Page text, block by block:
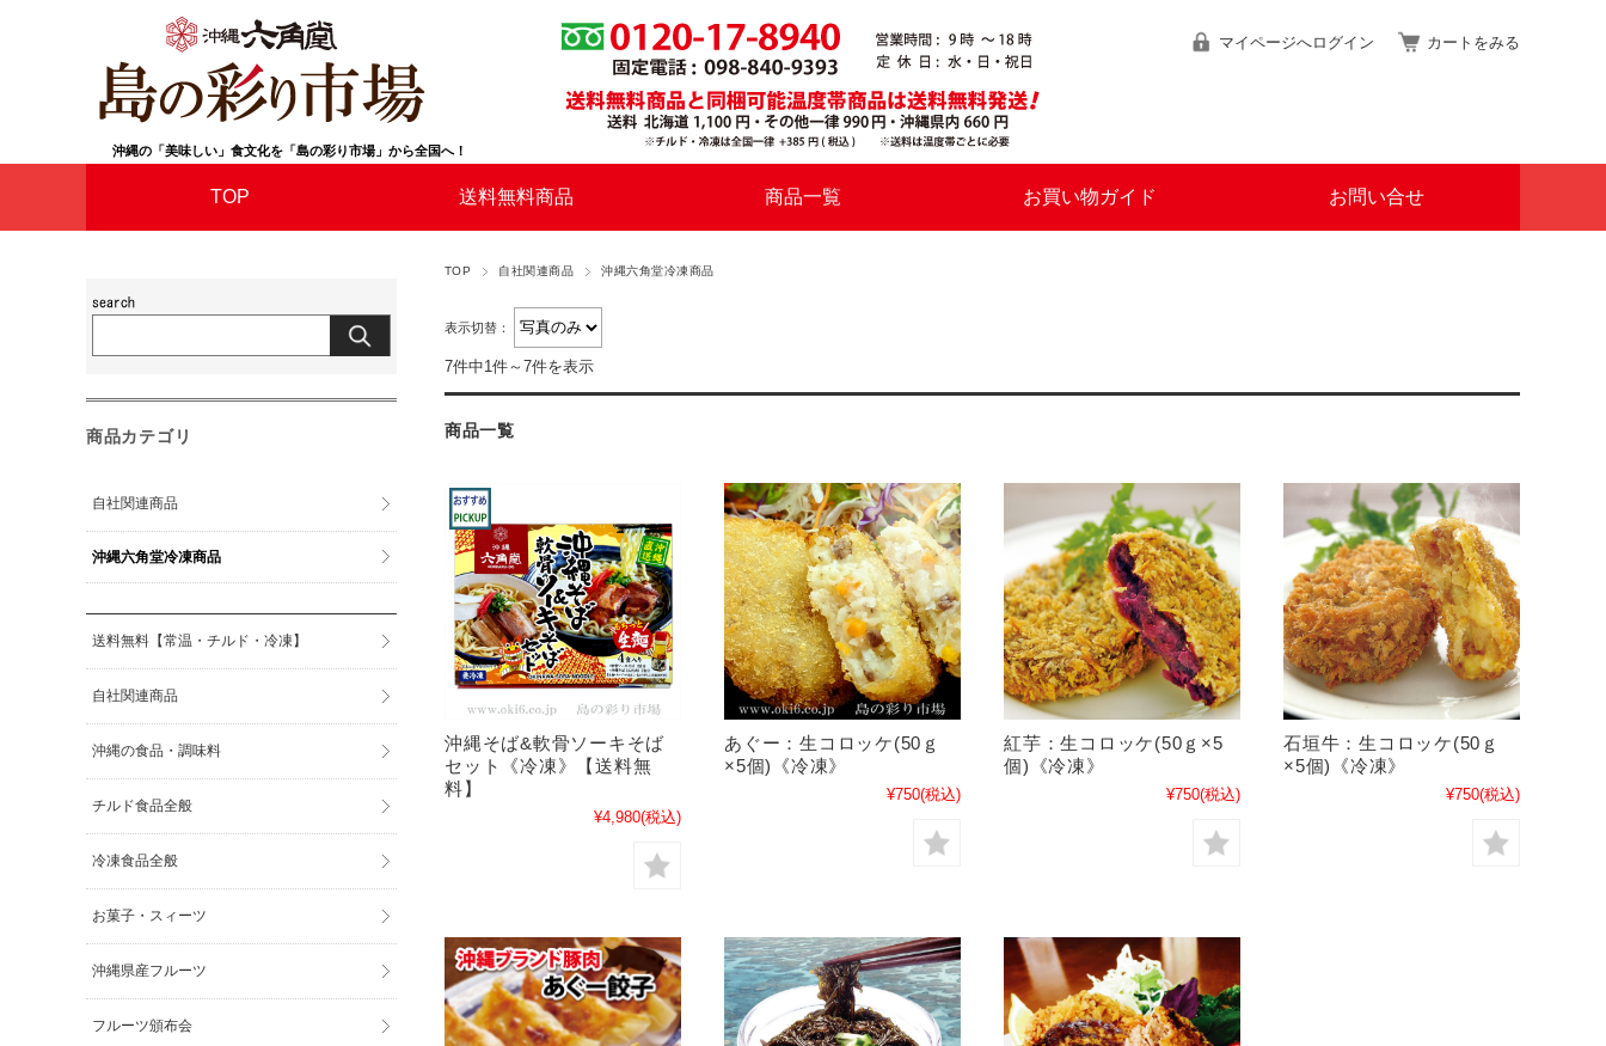
沖縄の「美味しい」食文化を「島の彩り市場」から全国へ！
マイページへログイン カートをみる
TOP 送料無料商品 商品一覧 お買い物ガイド お問い合せ
TOP 自社関連商品 沖縄六角堂冷凍商品
表示切替：
7件中1件～7件を表示
商品一覧
沖縄そば&軟骨ソーキそば
セット《冷凍》【送料無
料】
¥4,980(税込)
あぐー：生コロッケ(50ｇ
×5個)《冷凍》
¥750(税込)
紅芋：生コロッケ(50ｇ×5
個)《冷凍》
¥750(税込)
石垣牛：生コロッケ(50ｇ
×5個)《冷凍》
¥750(税込)
商品カテゴリ
自社関連商品
沖縄六角堂冷凍商品
送料無料【常温・チルド・冷凍】
自社関連商品
沖縄の食品・調味料
チルド食品全般
冷凍食品全般
お菓子・スィーツ
沖縄県産フルーツ
フルーツ頒布会